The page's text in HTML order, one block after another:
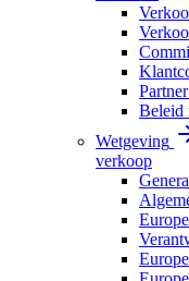
Beleid
Wetgeving
verkoop